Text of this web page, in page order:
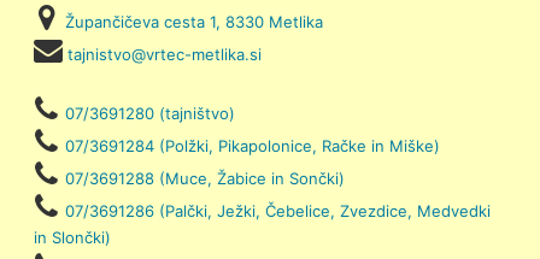
Župančičeva cesta 1, 8330 Metlika
tajnistvo@vrtec-metlika.si
07/3691280 (tajništvo)
07/3691284 (Polžki, Pikapolonice, Račke in Miške)
07/3691288 (Muce, Žabice in Sončki)
07/3691286 (Palčki, Ježki, Čebelice, Zvezdice, Medvedki
in Slončki)